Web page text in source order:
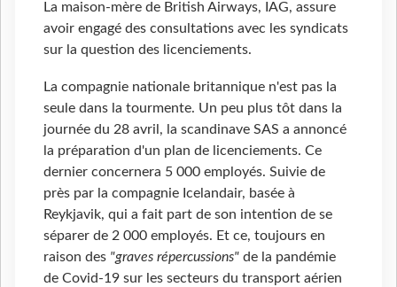
La maison-mère de British Airways, IAG, assure
avoir engagé des consultations avec les syndicats
sur la question des licenciements.
La compagnie nationale britannique n'est pas la
seule dans la tourmente. Un peu plus tôt dans la
journée du 28 avril, la scandinave SAS a annoncé
la préparation d'un plan de licenciements. Ce
dernier concernera 5 000 employés. Suivie de
près par la compagnie Icelandair, basée à
Reykjavik, qui a fait part de son intention de se
séparer de 2 000 employés. Et ce, toujours en
raison des "graves répercussions" de la pandémie
de Covid-19 sur les secteurs du transport aérien